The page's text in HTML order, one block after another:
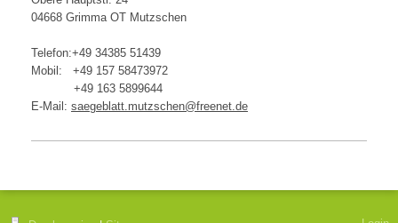
04668 Grimma OT Mutzschen
Telefon:+49 34385 51439
Mobil: +49 157 58473972
+49 163 5899644
E-Mail: saegeblatt.mutzschen@freenet.de